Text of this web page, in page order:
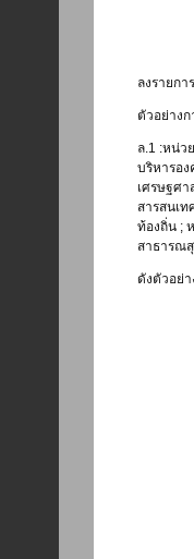
ลงรายกา
ตัวอย่างก
ล.1 :หน่ว
บริหารอ
เศรษฐศ
สารสนเ
ท้องถิ่น ;
สาธารณ
ดังตัวอย่า